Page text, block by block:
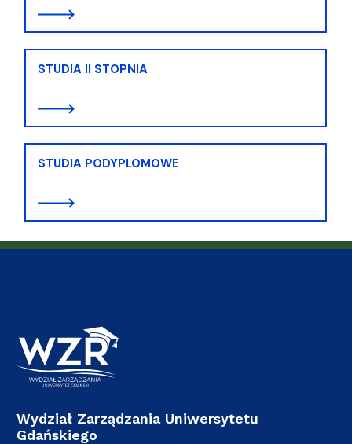
STUDIA II STOPNIA
STUDIA PODYPLOMOWE
Wydział Zarządzania Uniwersytetu
Gdańskiego